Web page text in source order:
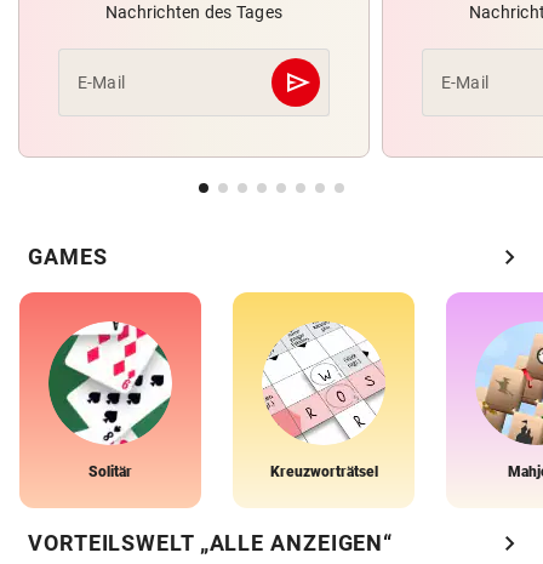
Nachrichten des Tages
E-Mail send
Abschicken E-Mail
GAMES chevron_right
Solitär Kreuzworträtsel
VORTEILSWELT „ALLE ANZEIGEN“ chevron_right